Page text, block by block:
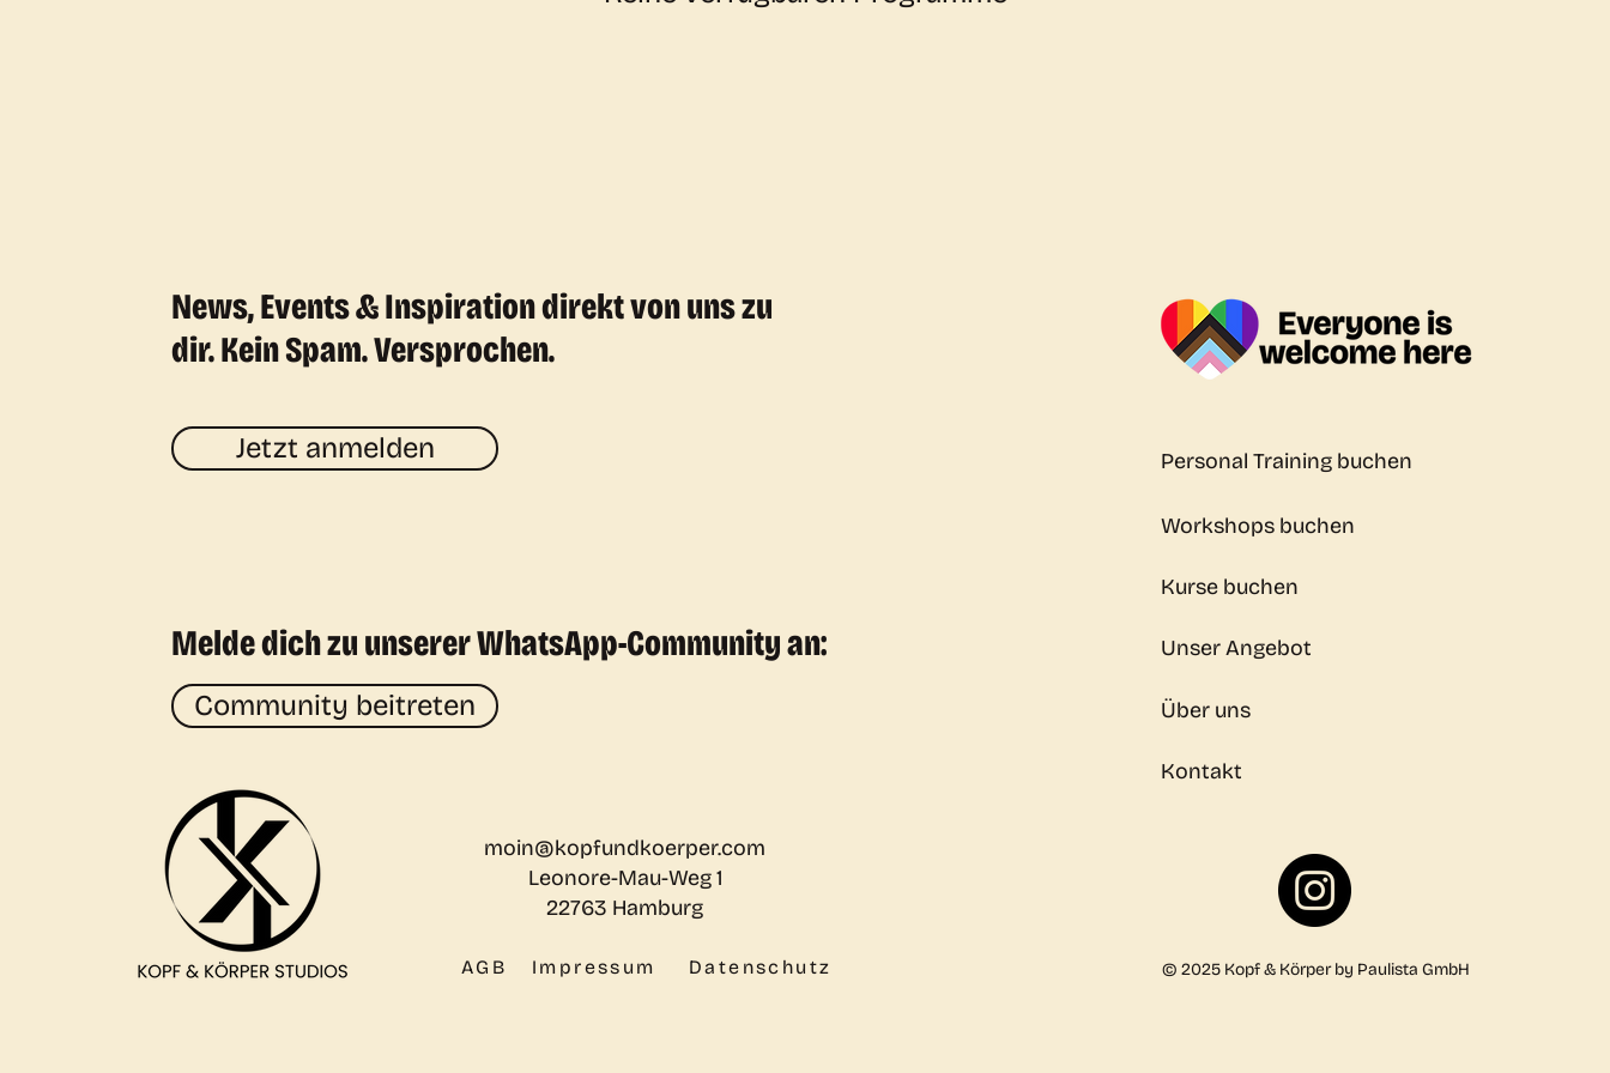
News, Events & Inspiration direkt von uns zu
dir. Kein Spam. Versprochen.
Jetzt anmelden
Melde dich zu unserer WhatsApp-Community an:
Community beitreten
moin@kopfundkoerper.com
Leonore-Mau-Weg 1
22763 Hamburg
AGB Impressum Datenschutz
Personal Training buchen
Workshops buchen
Kurse buchen
Unser Angebot
Über uns
Kontakt
© 2025 Kopf & Körper by Paulista GmbH